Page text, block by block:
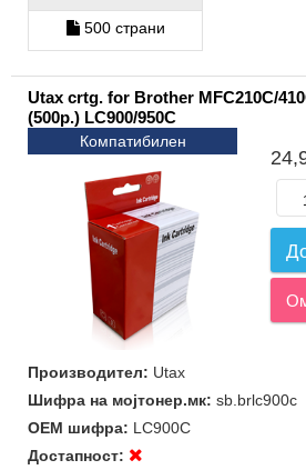
500 страни
Utax crtg. for Brother MFC210C/
(500p.) LC900/950C
Компатибилен
Производител: Utax
Шифра на мојтонер.мк: sb.brlc900c
ОЕМ шифра: LC900C
Достапност: